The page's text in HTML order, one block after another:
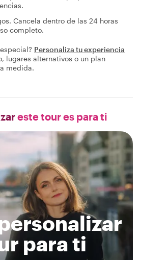
Cancela dentro de las 24 horas
completo.
Personaliza tu experiencia
lugares alternativos o un plan
medida.
este tour es para ti
para ti